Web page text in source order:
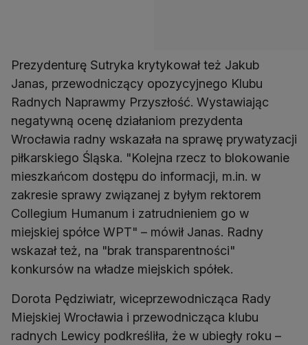
Prezydenturę Sutryka krytykował też Jakub
Janas, przewodniczący opozycyjnego Klubu
Radnych Naprawmy Przyszłość. Wystawiając
negatywną ocenę działaniom prezydenta
Wrocławia radny wskazała na sprawę prywatyzacji
piłkarskiego Śląska. "Kolejna rzecz to blokowanie
mieszkańcom dostępu do informacji, m.in. w
zakresie sprawy związanej z byłym rektorem
Collegium Humanum i zatrudnieniem go w
miejskiej spółce WPT" – mówił Janas. Radny
wskazał też, na "brak transparentności"
konkursów na władze miejskich spółek.
Dorota Pędziwiatr, wiceprzewodnicząca Rady
Miejskiej Wrocławia i przewodnicząca klubu
radnych Lewicy podkreśliła, że w ubiegły roku –